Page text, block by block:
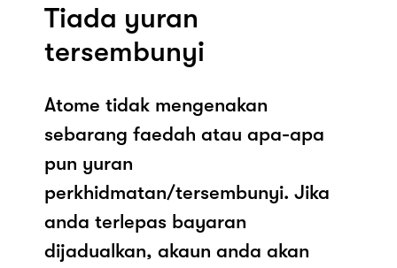
Tiada yuran
tersembunyi
Atome tidak mengenakan
sebarang faedah atau apa-apa
pun yuran
perkhidmatan/tersembunyi. Jika
anda terlepas bayaran
dijadualkan, akaun anda akan